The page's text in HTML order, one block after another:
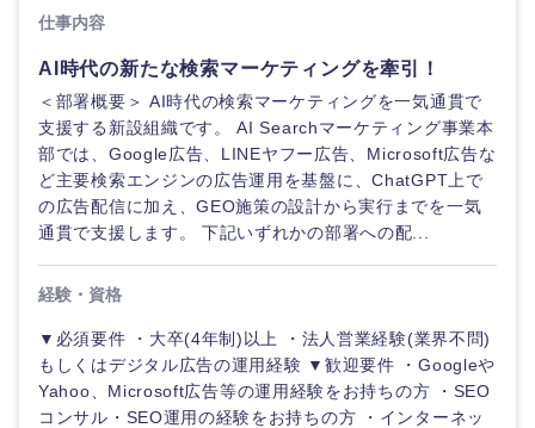
海外
仕事内容
AI時代の新たな検索マーケティングを牽引！
＜部署概要＞ AI時代の検索マーケティングを一気通貫で
支援する新設組織です。 AI Searchマーケティング事業本
部では、Google広告、LINEヤフー広告、Microsoft広告な
ど主要検索エンジンの広告運用を基盤に、ChatGPT上で
の広告配信に加え、GEO施策の設計から実行までを一気
通貫で支援します。 下記いずれかの部署への配...
経験・資格
▼必須要件 ・大卒(4年制)以上 ・法人営業経験(業界不問)
もしくはデジタル広告の運用経験 ▼歓迎要件 ・Googleや
Yahoo、Microsoft広告等の運用経験をお持ちの方 ・SEO
コンサル・SEO運用の経験をお持ちの方 ・インターネッ